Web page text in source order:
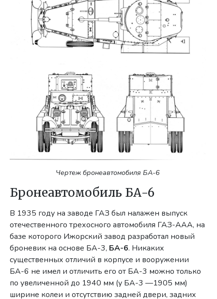
Чертеж бронеавтомобиля БА-6
Бронеавтомобиль БА-6
В 1935 году на заводе ГАЗ был налажен выпуск
отечественного трехосного автомобиля ГАЗ-ААА, на
базе которого Ижорский завод разработал новый
броневик на основе БА-3, БА-6. Никаких
существенных отличий в корпусе и вооружении
БА-6 не имел и отличить его от БА-3 можно только
по увеличенной до 1940 мм (у БА-3 —1905 мм)
ширине колеи и отсутствию задней двери, задних